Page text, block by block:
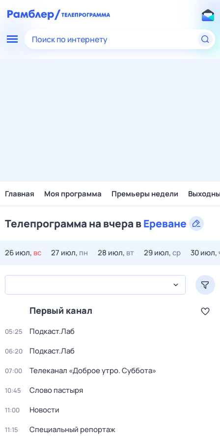
Поиск по интернету
Главная Моя программа Премьеры недели
Телепрограмма на вчера вЕреване
26 июл, вс 27 июл, пн 28 июл, вт 29 июл,ср 30 июл,
Первый канал
05:25 Подкаст.Лаб
06:20 Подкаст.Лаб
07:00 Телеканал «Доброе утро. Суббота»
10:45 Слово пастыря
11:00 Новости
11:15 Специальный репортаж